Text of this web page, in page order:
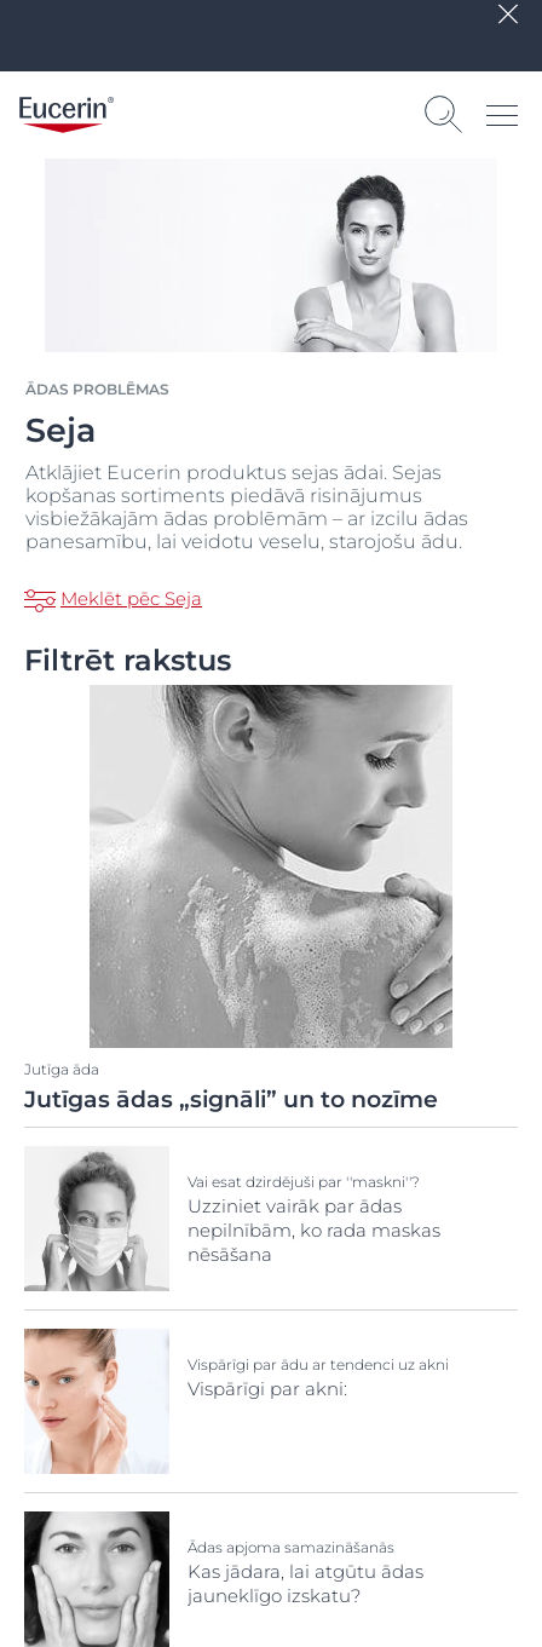
ĀDAS PROBLĒMAS
Seja
Atklājiet Eucerin produktus sejas ādai. Sejas
kopšanas sortiments piedāvā risinājumus
visbiežākajām ādas problēmām – ar izcilu ādas
panesamību, lai veidotu veselu, starojošu ādu.
Meklēt pēc Seja
Filtrēt rakstus
Jutīga āda
Jutīgas ādas „signāli” un to nozīme
Vai esat dzirdējuši par ''maskni''?
Uzziniet vairāk par ādas
nepilnībām, ko rada maskas
nēsāšana
Vispārīgi par ādu ar tendenci uz akni
Vispārīgi par akni:
Ādas apjoma samazināšanās
Kas jādara, lai atgūtu ādas
jauneklīgo izskatu?